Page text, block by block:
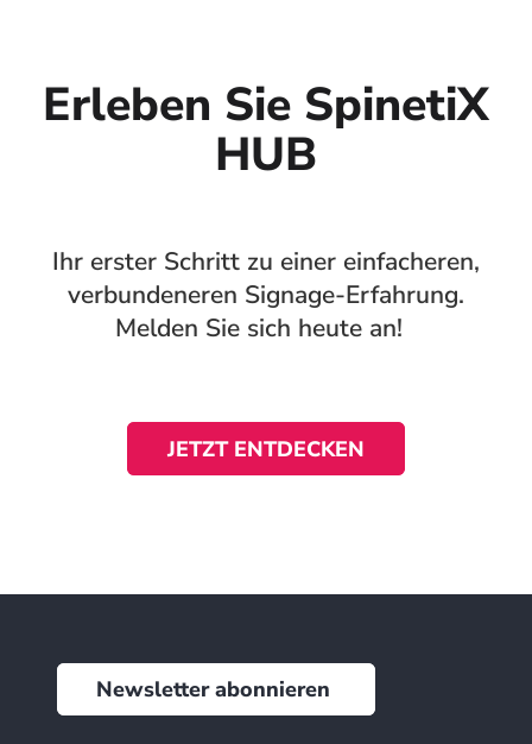
Erleben Sie SpinetiX
HUB
Ihr erster Schritt zu einer einfacheren,
verbundeneren Signage-Erfahrung.
Melden Sie sich heute an!
JETZT ENTDECKEN
Newsletter abonnieren